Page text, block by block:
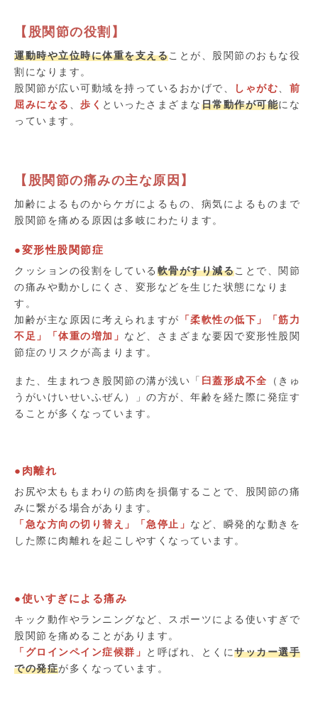
【股関節の役割】
運動時や立位時に体重を支えることが、股関節のおもな役
割になります。
股関節が広い可動域を持っているおかげで、
しゃがむ、 前
屈みになる 、 歩く といったさまざまな日常動作が可能にな
っています。
【股関節の痛みの主な原因】
加齢によるものからケガによるもの、病気によるものまで
股関節を痛める原因は多岐にわたります。
●変形性股関節症
クッションの役割をしている 軟骨がすり減ることで、関節
の痛みや動かしにくさ、変形などを生じた状態になりま
す。
加齢が主な原因に考えられますが 「柔軟性の低下」「筋力
不足」「体重の増加」 など、さまざまな要因で変形性股関
節症のリスクが高まります。
また、生まれつき股関節の溝が浅い「 臼蓋形成不全 （きゅ
うがいけいせいふぜん）」の方が、年齢を経た際に発症す
ることが多くなっています。
●肉離れ
お尻や太ももまわりの筋肉を損傷することで、股関節の痛
みに繋がる場合があります。
「急な方向の切り替え」「急停止」 など、瞬発的な動きを
した際に肉離れを起こしやすくなっています。
●使いすぎによる痛み
キック動作やランニングなど、スポーツによる使いすぎで
股関節を痛めることがあります。
「グロインペイン症候群」
と呼ばれ、とくにサッカー選手
での発症が多くなっています。